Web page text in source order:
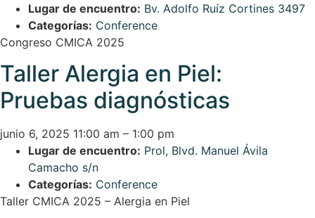
Lugar de encuentro: Bv. Adolfo Ruíz Cortines 3497
Categorías: Conference
Congreso CMICA 2025
Taller Alergia en Piel:
Pruebas diagnósticas
junio 6, 2025 11:00 am – 1:00 pm
Lugar de encuentro: Prol, Blvd. Manuel Ávila
Camacho s/n
Categorías: Conference
Taller CMICA 2025 – Alergia en Piel